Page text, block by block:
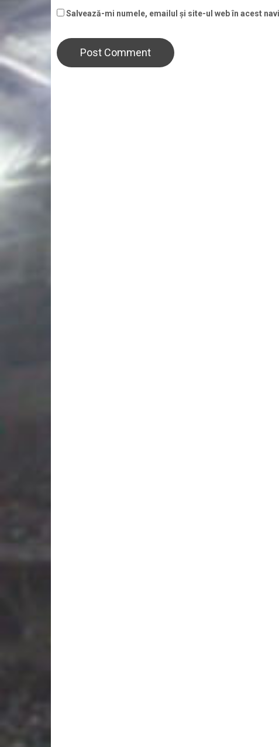
Salvează-mi numele, emailul și site-ul web în acest